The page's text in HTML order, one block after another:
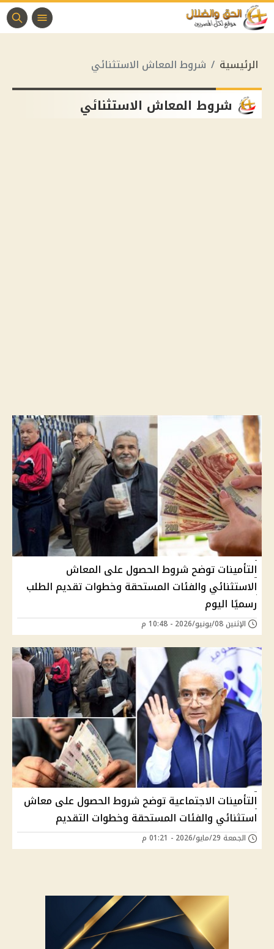
الرئيسية شروط المعاش الاستثنائي
شروط المعاش الاستثنائي
التأمينات توضح شروط الحصول على المعاش
الاستثنائي والفئات المستحقة وخطوات تقديم الطلب
رسميًا اليوم
الإثنين 08/يونيو/2026 - 10:48 م
التأمينات الاجتماعية توضح شروط الحصول على معاش
استثنائي والفئات المستحقة وخطوات التقديم
الجمعة 29/مايو/2026 - 01:21 م